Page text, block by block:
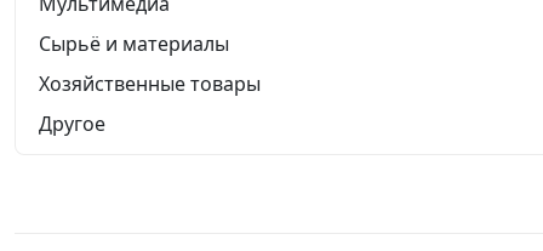
Сырьё и материалы
Хозяйственные товары
Другое